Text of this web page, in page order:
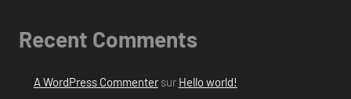
Recent Comments
A WordPress Commentersur Hello world!